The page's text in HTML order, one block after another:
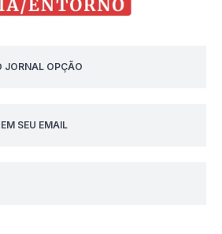
JORNAL OPÇÃO
SEU EMAIL